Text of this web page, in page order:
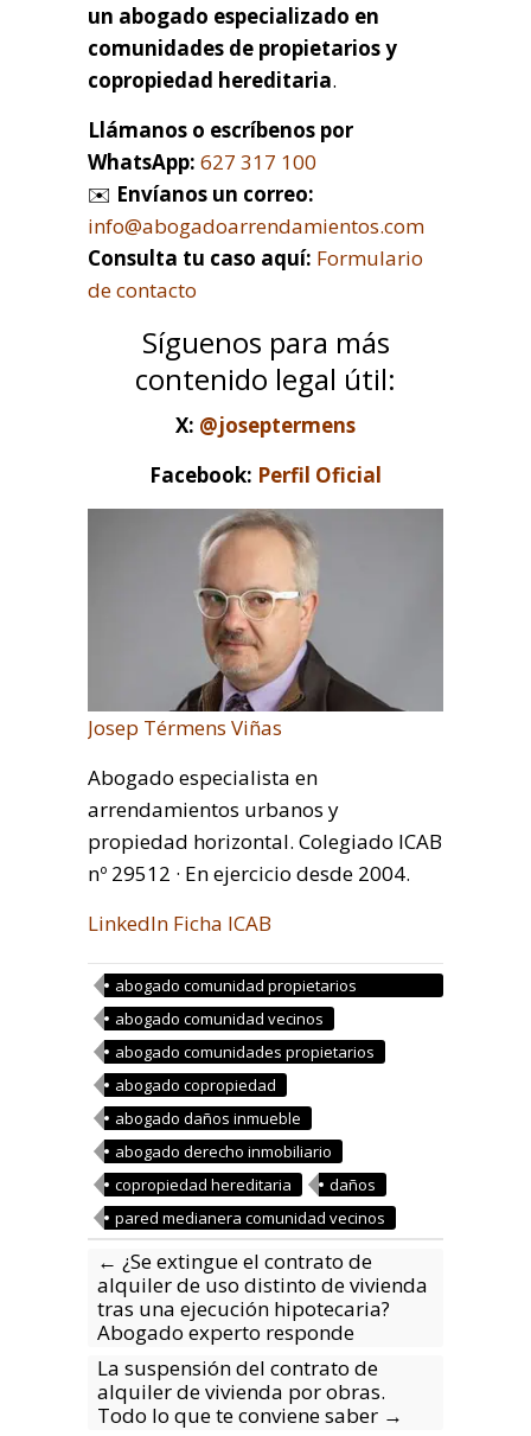
un abogado especializado en
comunidades de propietarios y
copropiedad hereditaria.
Llámanos o escríbenos por
WhatsApp: 627 317 100
✉️ Envíanos un correo:
info@abogadoarrendamientos.com
Consulta tu caso aquí: Formulario
de contacto
Síguenos para más
contenido legal útil:
X: @joseptermens
Facebook: Perfil Oficial
Josep Térmens Viñas
Abogado especialista en
arrendamientos urbanos y
propiedad horizontal. Colegiado ICAB
nº 29512 · En ejercicio desde 2004.
LinkedIn Ficha ICAB
abogado comunidad propietarios
barcelona
abogado comunidad vecinos
abogado comunidades propietarios
abogado copropiedad
abogado daños inmueble
abogado derecho inmobiliario
copropiedad hereditaria
daños
pared medianera comunidad vecinos
← ¿Se extingue el contrato de
alquiler de uso distinto de vivienda
tras una ejecución hipotecaria?
Abogado experto responde
La suspensión del contrato de
alquiler de vivienda por obras.
Todo lo que te conviene saber →